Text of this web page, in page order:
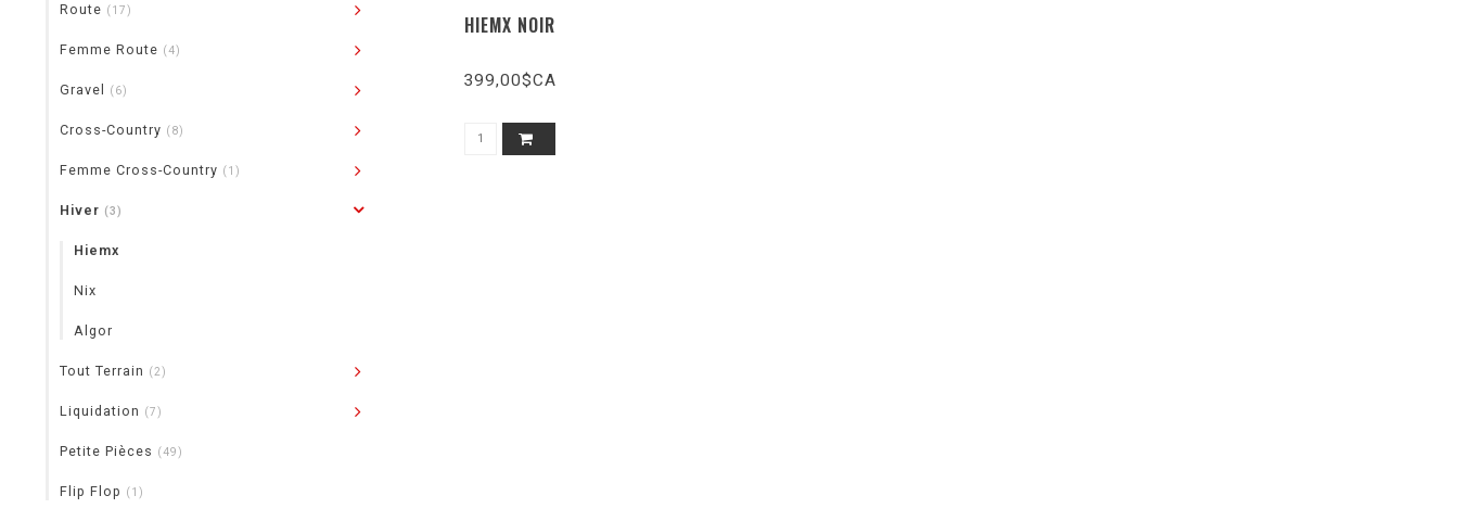
Route (17)
Femme Route (4)
Gravel (6)
Cross-Country (8)
Femme Cross-Country (1)
Hiver (3)
Hiemx
Nix
Algor
Tout Terrain (2)
Liquidation (7)
Petite Pièces (49)
Flip Flop (1)
HIEMX NOIR
399,00$CA